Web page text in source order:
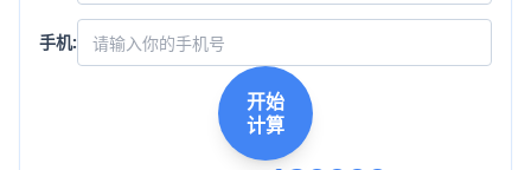
手机:
开始
计算